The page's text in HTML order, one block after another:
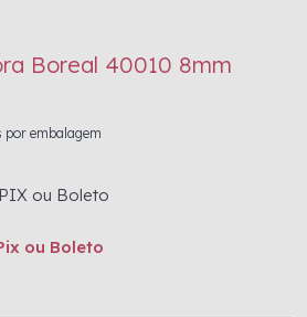
Boreal 40010 8mm
por embalagem
ou Boleto
ou Boleto